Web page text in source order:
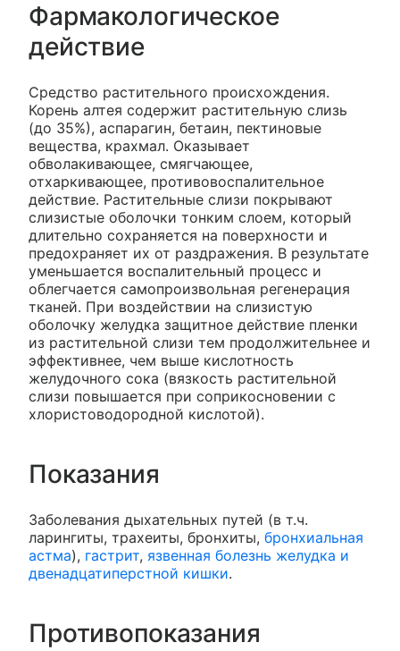
Фармакологическое
действие
Средство растительного происхождения.
Корень алтея содержит растительную слизь
(до 35%), аспарагин, бетаин, пектиновые
вещества, крахмал. Оказывает
обволакивающее, смягчающее,
отхаркивающее, противовоспалительное
действие. Растительные слизи покрывают
слизистые оболочки тонким слоем, который
длительно сохраняется на поверхности и
предохраняет их от раздражения. В результате
уменьшается воспалительный процесс и
облегчается самопроизвольная регенерация
тканей. При воздействии на слизистую
оболочку желудка защитное действие пленки
из растительной слизи тем продолжительнее и
эффективнее, чем выше кислотность
желудочного сока (вязкость растительной
слизи повышается при соприкосновении с
хлористоводородной кислотой).
Показания
Заболевания дыхательных путей (в т.ч.
ларингиты, трахеиты, бронхиты, бронхиальная
астма), гастрит, язвенная болезнь желудка и
двенадцатиперстной кишки.
Противопоказания